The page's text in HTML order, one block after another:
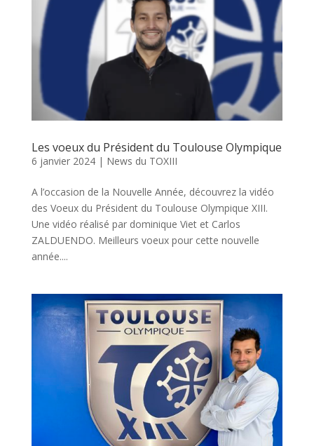
Les voeux du Président du Toulouse Olympique
6 janvier 2024| News du TOXIII
A l’occasion de la Nouvelle Année, découvrez la vidéo
des Voeux du Président du Toulouse Olympique XIII.
Une vidéo réalisé par dominique Viet et Carlos
ZALDUENDO. Meilleurs voeux pour cette nouvelle
année....